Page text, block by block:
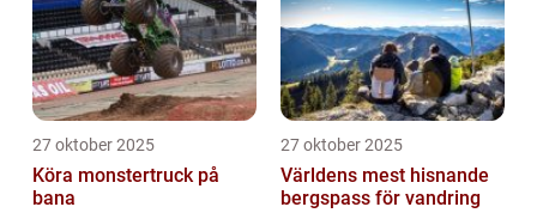
27 oktober 2025
Köra monstertruck på
bana
27 oktober 2025
Världens mest hisnande
bergspass för vandring